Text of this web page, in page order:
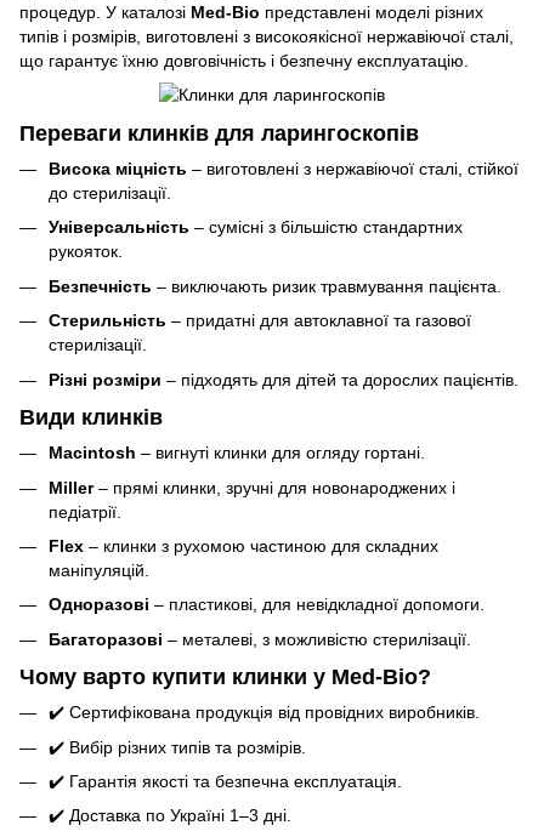
процедур. У каталозі Med-Bio представлені моделі різних
типів і розмірів, виготовлені з високоякісної нержавіючої сталі,
що гарантує їхню довговічність і безпечну експлуатацію.
Переваги клинків для ларингоскопів
Висока міцність – виготовлені з нержавіючої сталі, стійкої
до стерилізації.
Універсальність – сумісні з більшістю стандартних
рукояток.
Безпечність – виключають ризик травмування пацієнта.
Стерильність – придатні для автоклавної та газової
стерилізації.
Різні розміри – підходять для дітей та дорослих пацієнтів.
Види клинків
Macintosh – вигнуті клинки для огляду гортані.
Miller– прямі клинки, зручні для новонароджених і
педіатрії.
Flex – клинки з рухомою частиною для складних
маніпуляцій.
Одноразові – пластикові, для невідкладної допомоги.
Багаторазові – металеві, з можливістю стерилізації.
Чому варто купити клинки у Med-Bio?
✔️ Сертифікована продукція від провідних виробників.
✔️ Вибір різних типів та розмірів.
✔️ Гарантія якості та безпечна експлуатація.
✔️ Доставка по Україні 1–3 дні.